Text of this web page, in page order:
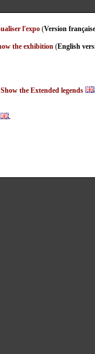
l'expo (Version française
the exhibition (English
the Extended legends
.